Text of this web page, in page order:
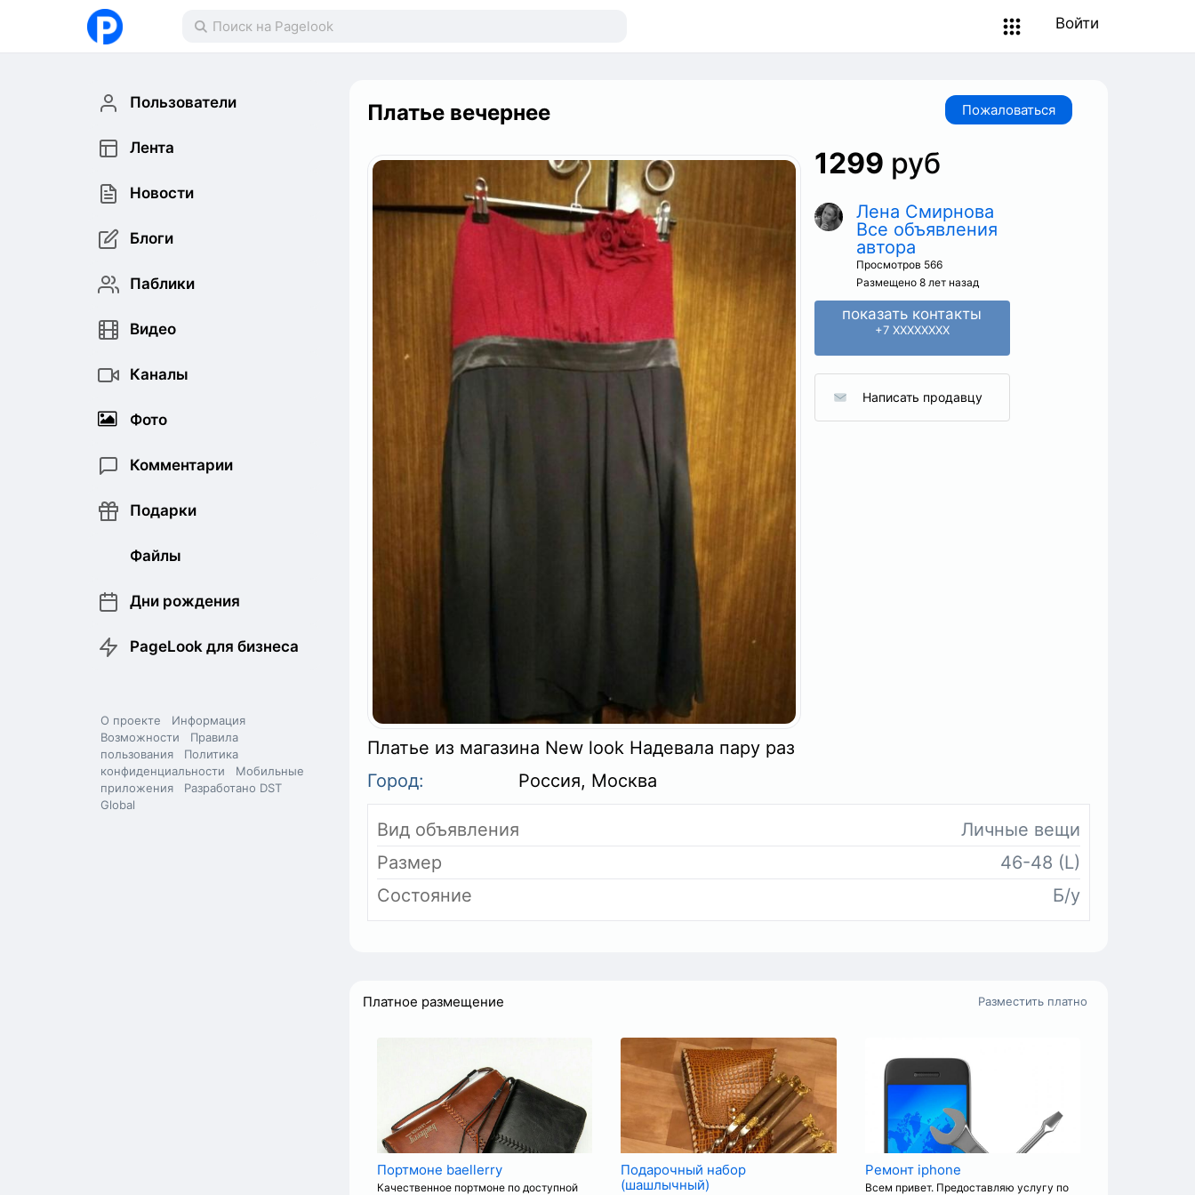
Войти
Пользователи
Лента
Новости
Блоги
Паблики
Видео
Каналы
Фото
Комментарии
Подарки
Файлы
Дни рождения
PageLook для бизнеса
О проекте
Информация
Возможности
Правила
пользования
Политика
конфиденциальности
Мобильные
приложения
Разработано DST
Global
Пожаловаться
Платье вечернее
1299 руб
Лена Смирнова
Все объявления
автора
Просмотров 566
Размещено 8 лет назад
показать контакты
+7 XXXXXXXX
Написать продавцу
Платье из магазина New look Надевала пару раз
Город:
Россия, Москва
Вид объявления
Личные вещи
Размер
46-48 (L)
Состояние
Б/у
Платное размещение Разместить платно
Портмоне baellerry
Качественное портмоне по доступной
Подарочный набор
(шашлычный)
Ремонт iphone
Всем привет. Предоставляю услугу по